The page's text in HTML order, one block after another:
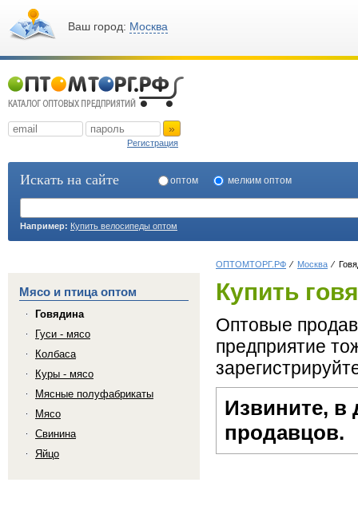
Ваш город: Москва
»
Регистрация
Искать на сайте оптом мелким оптом
Например: Купить велосипеды оптом
ОПТОМТОРГ.РФ Москва
Купить
Оптовые
предприятие
Извините, в
продавцов.
Мясо и птица оптом
Говядина
Гуси - мясо
Колбаса
Куры - мясо
Мясные полуфабрикаты
Мясо
Свинина
Яйцо